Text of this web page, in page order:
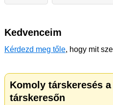
Kedvenceim
Kérdezd meg tőle, hogy mit
Komoly társkeresés
társkeresőn